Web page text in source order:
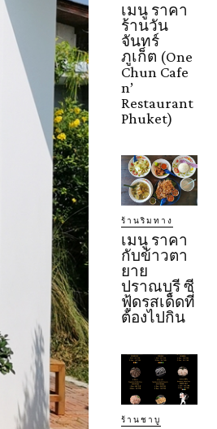
เมนู ราคา
ร้านวัน
จันทร์
ภูเก็ต (One
Chun Cafe
n’
Restaurant
Phuket)
ร้านริมทาง
เมนู ราคา
กับข้าวตา
ยาย
ปราณบุรี ซี
ฟู้ดรสเด็ดที่
ต้องไปกิน
ร้านชาบู